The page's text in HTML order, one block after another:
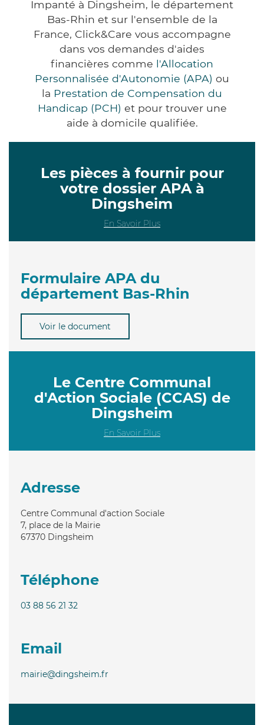
Impanté à Dingsheim, le département
Bas-Rhin et sur l'ensemble de la
France, Click&Care vous accompagne
dans vos demandes d'aides
financières comme l'Allocation
Personnalisée d'Autonomie (APA) ou
la Prestation de Compensation du
Handicap (PCH) et pour trouver une
aide à domicile qualifiée.
Les pièces à fournir pour
votre dossier APA à
Dingsheim
En Savoir Plus
Formulaire APA du
département Bas-Rhin
Voir le document
Le Centre Communal
d'Action Sociale (CCAS) de
Dingsheim
En Savoir Plus
Adresse
Centre Communal d'action Sociale
7, place de la Mairie
67370 Dingsheim
Téléphone
03 88 56 21 32
Email
mairie@dingsheim.fr